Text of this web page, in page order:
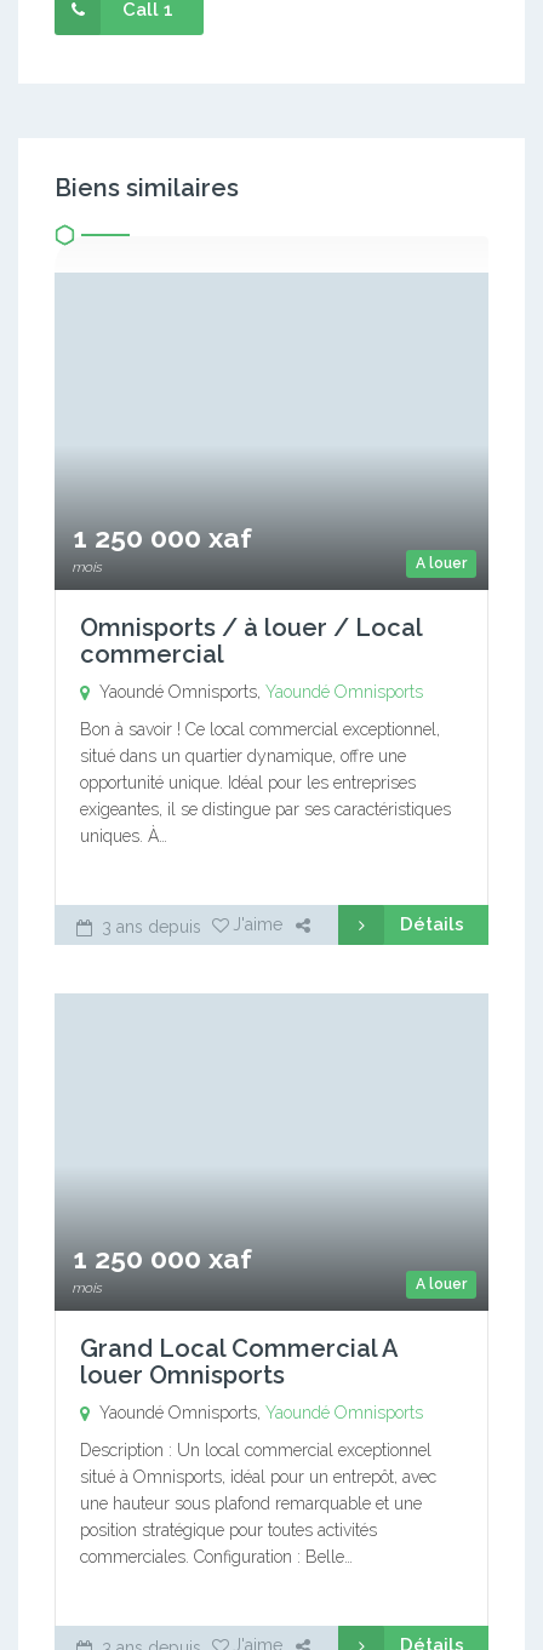
Call 1
Biens similaires
A louer
1 250 000 xaf
mois
Omnisports / à louer / Local
commercial
Yaoundé Omnisports, Yaoundé Omnisports
Bon à savoir ! Ce local commercial exceptionnel,
situé dans un quartier dynamique, offre une
opportunité unique. Idéal pour les entreprises
exigeantes, il se distingue par ses caractéristiques
uniques. À…
3 ans depuis J'aime Détails
A louer
1 250 000 xaf
mois
Grand Local Commercial A
louer Omnisports
Yaoundé Omnisports, Yaoundé Omnisports
Description : Un local commercial exceptionnel
situé à Omnisports, idéal pour un entrepôt, avec
une hauteur sous plafond remarquable et une
position stratégique pour toutes activités
commerciales. Configuration : Belle…
J'aime Détails